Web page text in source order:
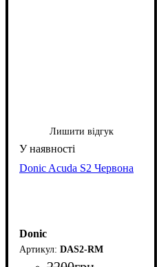
Лишити відгук
Donic Acuda S2 Червона
Donic
DAS2-RM